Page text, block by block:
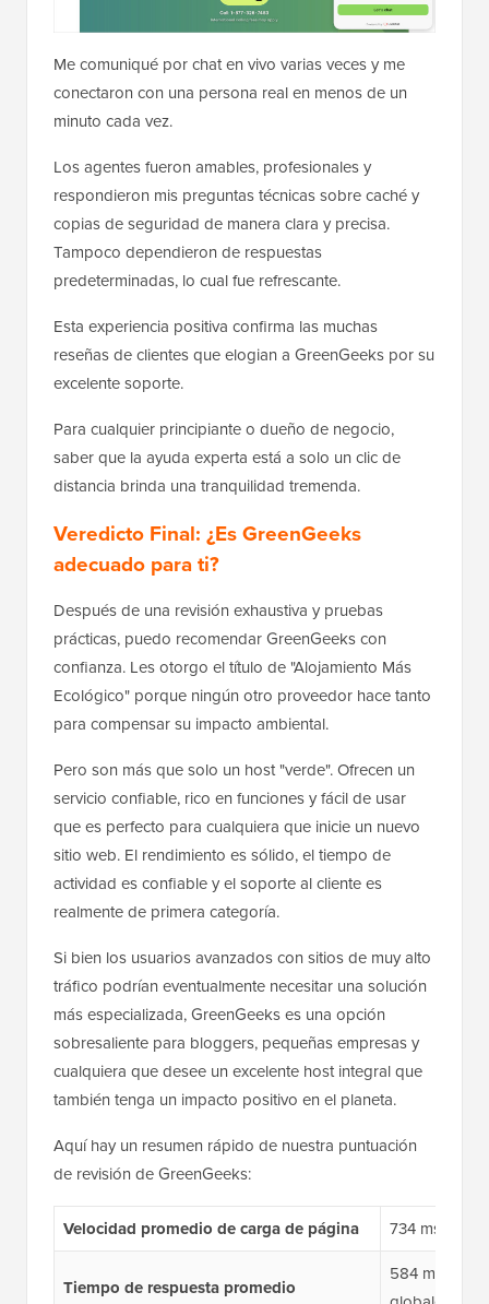
Me comuniqué por chat en vivo varias veces y me
conectaron con una persona real en menos de un
minuto cada vez.
Los agentes fueron amables, profesionales y
respondieron mis preguntas técnicas sobre caché y
copias de seguridad de manera clara y precisa.
Tampoco dependieron de respuestas
predeterminadas, lo cual fue refrescante.
Esta experiencia positiva confirma las muchas
reseñas de clientes que elogian a GreenGeeks por su
excelente soporte.
Para cualquier principiante o dueño de negocio,
saber que la ayuda experta está a solo un clic de
distancia brinda una tranquilidad tremenda.
Veredicto Final: ¿Es GreenGeeks
adecuado para ti?
Después de una revisión exhaustiva y pruebas
prácticas, puedo recomendar GreenGeeks con
confianza. Les otorgo el título de "Alojamiento Más
Ecológico" porque ningún otro proveedor hace tanto
para compensar su impacto ambiental.
Pero son más que solo un host "verde". Ofrecen un
servicio confiable, rico en funciones y fácil de usar
que es perfecto para cualquiera que inicie un nuevo
sitio web. El rendimiento es sólido, el tiempo de
actividad es confiable y el soporte al cliente es
realmente de primera categoría.
Si bien los usuarios avanzados con sitios de muy alto
tráfico podrían eventualmente necesitar una solución
más especializada, GreenGeeks es una opción
sobresaliente para bloggers, pequeñas empresas y
cualquiera que desee un excelente host integral que
también tenga un impacto positivo en el planeta.
Aquí hay un resumen rápido de nuestra puntuación
de revisión de GreenGeeks:
Velocidad promedio de carga de página 734 ms
Tiempo de respuesta promedio
584 ms (en